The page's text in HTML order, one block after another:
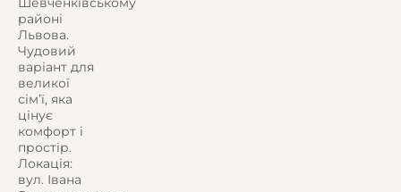
районі
Львова.
Чудовий
варіант для
великої
сім’ї, яка
цінує
комфорт і
простір.
Локація:
вул. Івана